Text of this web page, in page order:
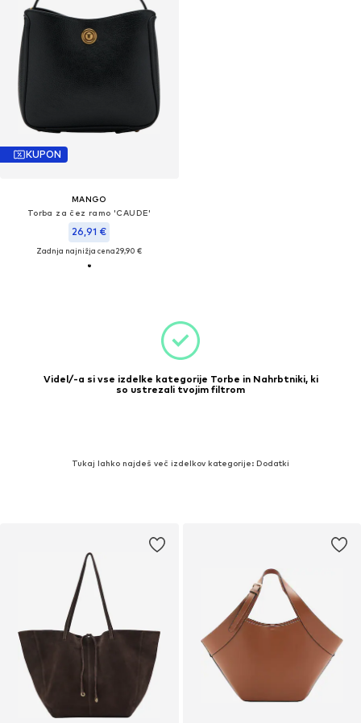
KUPON
MANGO
Torba za čez ramo 'CAUDE'
26,91 €
Zadnja najnižja cena29,90 €
Videl/-a si vse izdelke kategorije Torbe in Nahrbtniki, ki
so ustrezali tvojim filtrom
Tukaj lahko najdeš več izdelkov kategorije: Dodatki